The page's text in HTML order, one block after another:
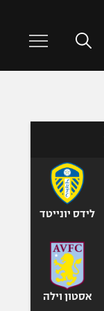
לידס יונייטד
אסטון וילה